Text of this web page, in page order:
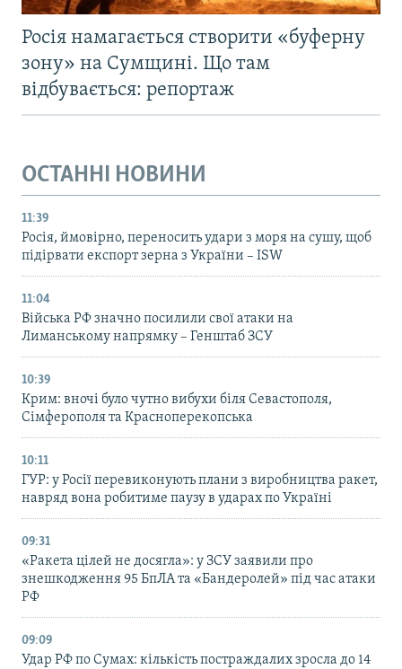
Росія намагається створити «буферну
зону» на Сумщині. Що там
відбувається: репортаж
ОСТАННІ НОВИНИ
11:39
Росія, ймовірно, переносить удари з моря на сушу, щоб
підірвати експорт зерна з України – ISW
11:04
Війська РФ значно посилили свої атаки на
Лиманському напрямку – Генштаб ЗСУ
10:39
Крим: вночі було чутно вибухи біля Севастополя,
Сімферополя та Красноперекопська
10:11
ГУР: у Росії перевиконують плани з виробництва ракет,
навряд вона робитиме паузу в ударах по Україні
09:31
«Ракета цілей не досягла»: у ЗСУ заявили про
знешкодження 95 БпЛА та «Бандеролей» під час атаки
РФ
09:09
Удар РФ по Сумах: кількість постраждалих зросла до 14